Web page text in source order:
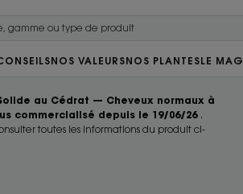
NOS VALEURSNOS PLANTESLE MAG
au Cédrat — Cheveux normaux à
commercialisé depuis le 19/06/26 .
toutes les informations du produit ci-